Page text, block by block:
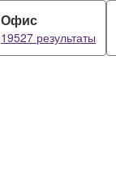
Офис
19527 результаты